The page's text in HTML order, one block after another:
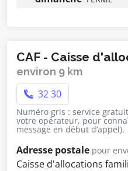
CAF - Caisse
environ 9 km
32 30
Numéro gris : service
votre opérateur, pour
message en début d’appel).
Adresse postale pour
Caisse d'allocations